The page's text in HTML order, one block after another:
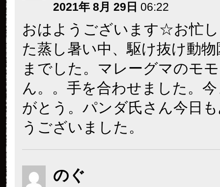
2021年 8月 29日 06:22
おはようございます☆お忙
た蒸し暑い中、駆け抜け動
までした。マレーグマのモ
ん。。手を合わせました。
がとう。パンダ氏さん今日
うございました。
のぐ